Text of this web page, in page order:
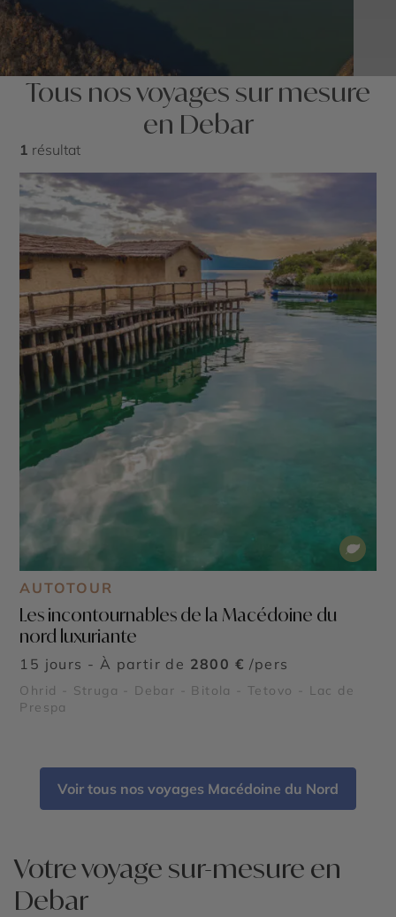
Tous nos voyages sur mesure
en Debar
1 résultat
AUTOTOUR
Les incontournables de la Macédoine du
nord luxuriante
15 jours - À partir de 2800 € /pers
Ohrid - Struga - Debar - Bitola - Tetovo - Lac de
Prespa
Voir tous nos voyages Macédoine du Nord
Votre voyage sur-mesure en
Debar